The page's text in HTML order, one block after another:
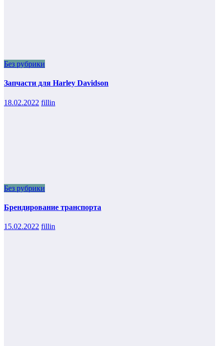
Без рубрики
Запчасти для Harley Davidson
18.02.2022 fillin
Без рубрики
Брендирование транспорта
15.02.2022 fillin